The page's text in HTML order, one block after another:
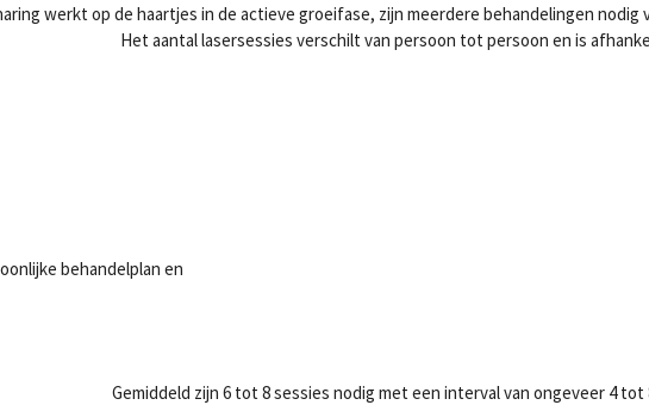
werkt op de haartjes in de actieve groeifase, zijn meerdere behandelingen nodig
Het aantal lasersessies verschilt van persoon tot persoon en is
behandelplan en
Gemiddeld zijn 6 tot 8 sessies nodig met een interval van ongeveer 4 tot